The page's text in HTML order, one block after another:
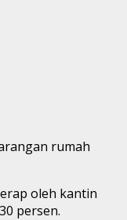
rumah
oleh kantin
persen.